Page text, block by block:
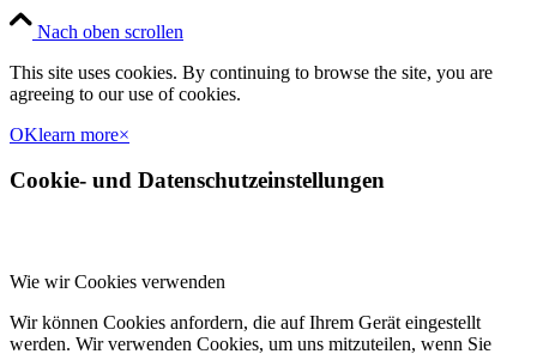
Nach oben scrollen
This site uses cookies. By continuing to browse the site, you are
agreeing to our use of cookies.
OKlearn more×
Cookie- und Datenschutzeinstellungen
Wie wir Cookies verwenden
Wir können Cookies anfordern, die auf Ihrem Gerät eingestellt
werden. Wir verwenden Cookies, um uns mitzuteilen, wenn Sie